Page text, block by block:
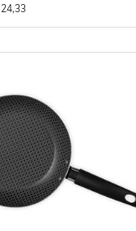
24,33